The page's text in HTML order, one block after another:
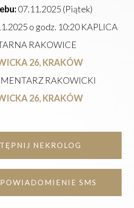
07.11.2025 (Piątek)
o godz. 10:20 KAPLICA
RAKOWICE
26, KRAKÓW
RAKOWICKI
26, KRAKÓW
NEKROLOG
SMS